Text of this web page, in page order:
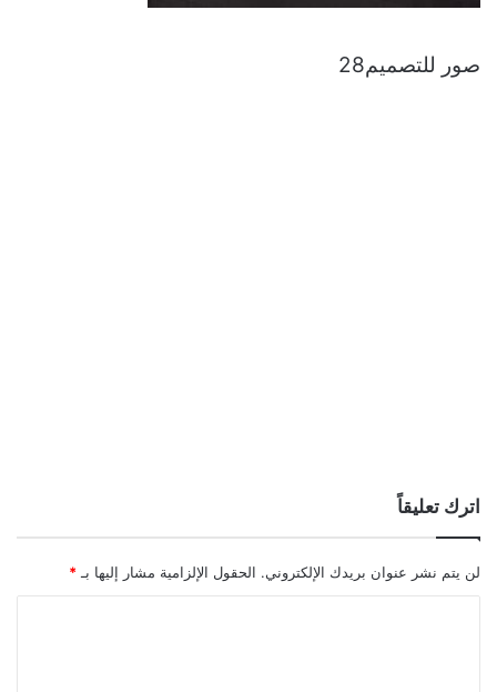
صور للتصميم28
اترك تعليقاً
لن يتم نشر عنوان بريدك الإلكتروني. الحقول الإلزامية مشار إليها بـ *